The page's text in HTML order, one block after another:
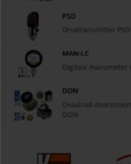
PSD
Druktransmitter PSD
MAN-LC
Digitale manometer
DON
Ovaalrad-
DON